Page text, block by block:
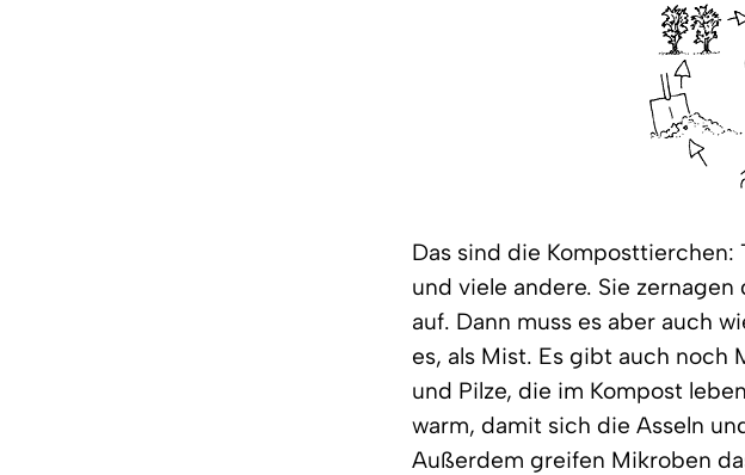
Das sind die Komposttierchen:
und viele andere. Sie
auf. Dann muss es aber auch
es, als Mist. Es gibt auch noch
und Pilze, die im Kompost
warm, damit sich die Asseln
Außerdem greifen Mikroben